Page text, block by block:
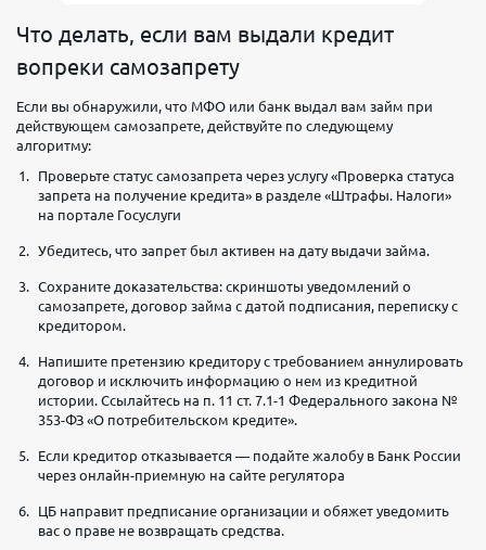
Что делать, если вам выдали кредит
вопреки самозапрету
Если вы обнаружили, что МФО или банк выдал вам займ при
действующем самозапрете, действуйте по следующему
алгоритму:
Проверьте статус самозапрета через услугу «Проверка статуса
запрета на получение кредита» в разделе «Штрафы. Налоги»
на портале Госуслуги
Убедитесь, что запрет был активен на дату выдачи займа.
Сохраните доказательства: скриншоты уведомлений о
самозапрете, договор займа с датой подписания, переписку с
кредитором.
Напишите претензию кредитору с требованием аннулировать
договор и исключить информацию о нем из кредитной
истории. Ссылайтесь на п. 11 ст. 7.1-1 Федерального закона №
353-ФЗ «О потребительском кредите».
Если кредитор отказывается — подайте жалобу в Банк России
через онлайн-приемную на сайте регулятора
ЦБ направит предписание организации и обяжет уведомить
вас о праве не возвращать средства.